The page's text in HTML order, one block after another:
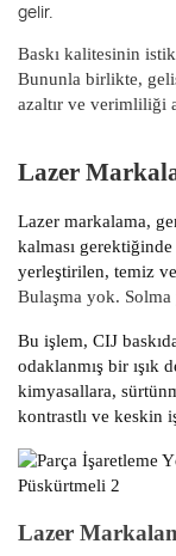
gelir.
Baskı kalitesinin
Bununla birlikte,
azaltır ve verimliliği
Lazer
Lazer markalama,
kalması
yerleştirilen, temiz ve
Bulaşma yok. Solma
Bu işlem, CIJ
odaklanmış bir ışık
kimyasallara,
kontrastlı ve keskin
Lazer